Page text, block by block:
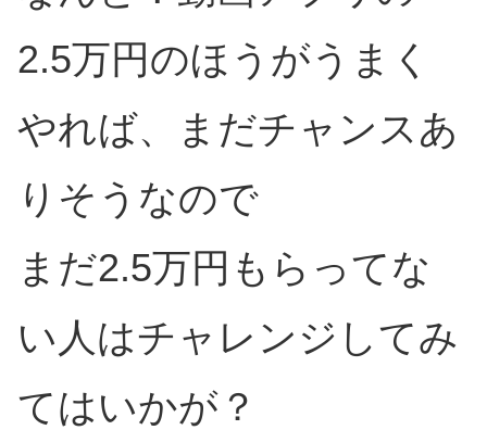
2.5万円のほうがうまく
やれば、まだチャンスあ
りそうなので
まだ2.5万円もらってな
い人はチャレンジしてみ
てはいかが？